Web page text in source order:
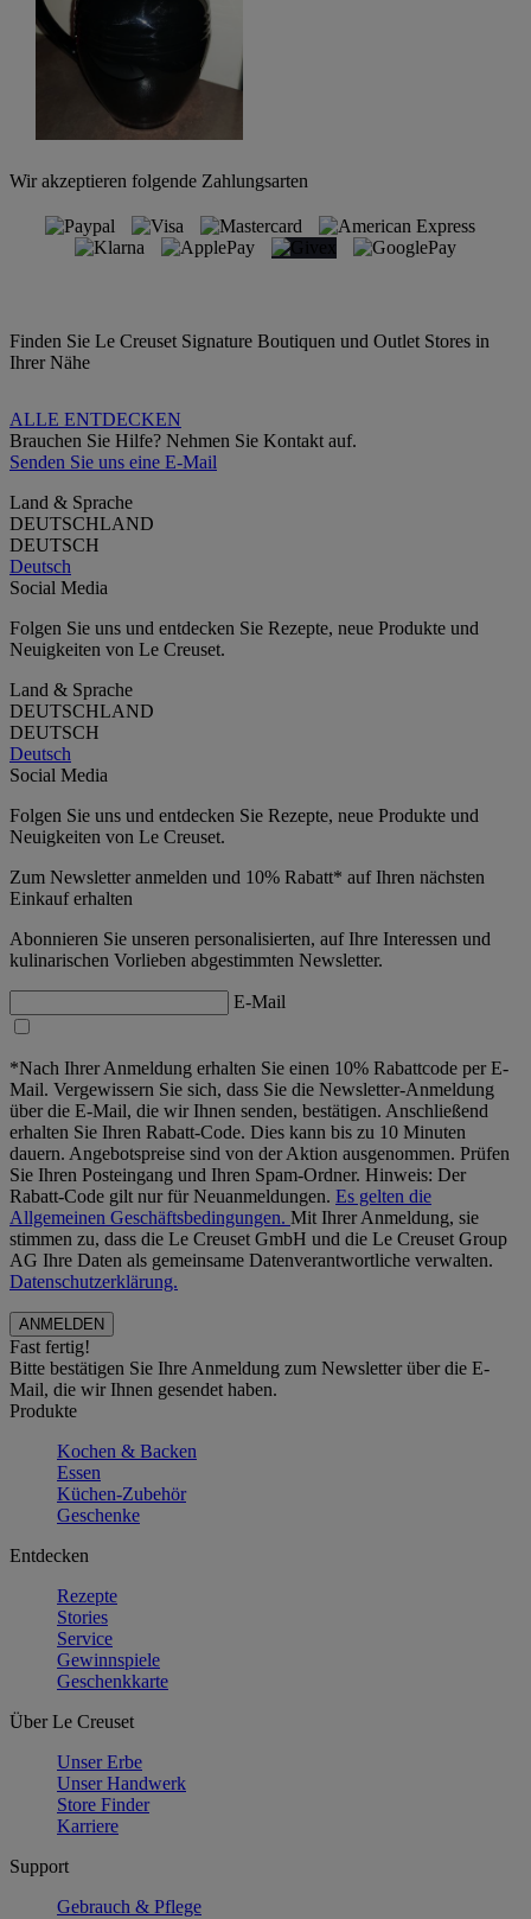
Wir akzeptieren folgende Zahlungsarten
Finden Sie Le Creuset Signature Boutiquen und Outlet Stores in
Ihrer Nähe
ALLE ENTDECKEN
Brauchen Sie Hilfe? Nehmen Sie Kontakt auf.
Senden Sie uns eine E-Mail
Land & Sprache
DEUTSCHLAND
DEUTSCH
Deutsch
Social Media
Folgen Sie uns und entdecken Sie Rezepte, neue Produkte und
Neuigkeiten von Le Creuset.
Land & Sprache
DEUTSCHLAND
DEUTSCH
Deutsch
Social Media
Folgen Sie uns und entdecken Sie Rezepte, neue Produkte und
Neuigkeiten von Le Creuset.
Zum Newsletter anmelden und 10% Rabatt* auf Ihren nächsten
Einkauf erhalten
Abonnieren Sie unseren personalisierten, auf Ihre Interessen und
kulinarischen Vorlieben abgestimmten Newsletter.
E-Mail
*Nach Ihrer Anmeldung erhalten Sie einen 10% Rabattcode per E-
Mail. Vergewissern Sie sich, dass Sie die Newsletter-Anmeldung
über die E-Mail, die wir Ihnen senden, bestätigen. Anschließend
erhalten Sie Ihren Rabatt-Code. Dies kann bis zu 10 Minuten
dauern. Angebotspreise sind von der Aktion ausgenommen. Prüfen
Sie Ihren Posteingang und Ihren Spam-Ordner. Hinweis: Der
Rabatt-Code gilt nur für Neuanmeldungen. Es gelten die
Allgemeinen Geschäftsbedingungen. Mit Ihrer Anmeldung, sie
stimmen zu, dass die Le Creuset GmbH und die Le Creuset Group
AG Ihre Daten als gemeinsame Datenverantwortliche verwalten.
Datenschutzerklärung.
Fast fertig!
Bitte bestätigen Sie Ihre Anmeldung zum Newsletter über die E-
Mail, die wir Ihnen gesendet haben.
Produkte
Kochen & Backen
Essen
Küchen-Zubehör
Geschenke
Entdecken
Rezepte
Stories
Service
Gewinnspiele
Geschenkkarte
Über Le Creuset
Unser Erbe
Unser Handwerk
Store Finder
Karriere
Support
Gebrauch & Pflege